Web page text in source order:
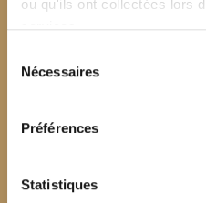
ou qu'ils ont collectées lors
Nécessaires
Préférences
Statistiques